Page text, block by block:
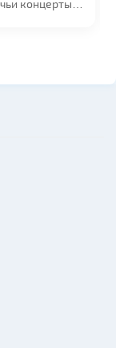
концерты